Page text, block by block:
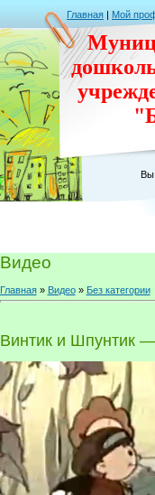
Главная | Мой
Вы
Видео
Главная» Видео» Без категории
Винтик и Шпунтик